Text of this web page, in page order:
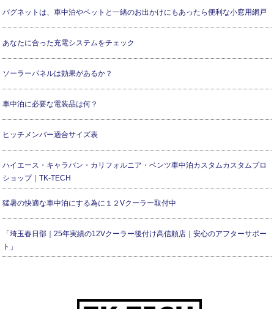
バグネットは、車中泊やペットと一緒のお出かけにもあったら便利な小窓用網戸
あなたに合った充電システムをチェック
ソーラーパネルは効果があるか？
車中泊に必要な電装品は何？
ヒッチメンバー適合サイズ表
ハイエース・キャラバン・カリフォルニア・ベンツ車中泊カスタムカスタムプロ
ショップ｜TK-TECH
猛暑の快適な車中泊にする為に１２Vクーラー取付中
「埼玉春日部｜25年実績の12Vクーラー後付け高信頼店｜安心のアフターサポー
ト」